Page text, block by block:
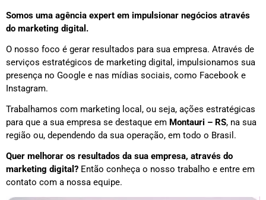
Somos uma agência expert em impulsionar negócios através
do marketing digital.
O nosso foco é gerar resultados para sua empresa. Através de
serviços estratégicos de marketing digital, impulsionamos sua
presença no Google e nas mídias sociais, como Facebook e
Instagram.
Trabalhamos com marketing local, ou seja, ações estratégicas
para que a sua empresa se destaque em Montauri – RS, na sua
região ou, dependendo da sua operação, em todo o Brasil.
Quer melhorar os resultados da sua empresa, através do
marketing digital? Então conheça o nosso trabalho e entre em
contato com a nossa equipe.